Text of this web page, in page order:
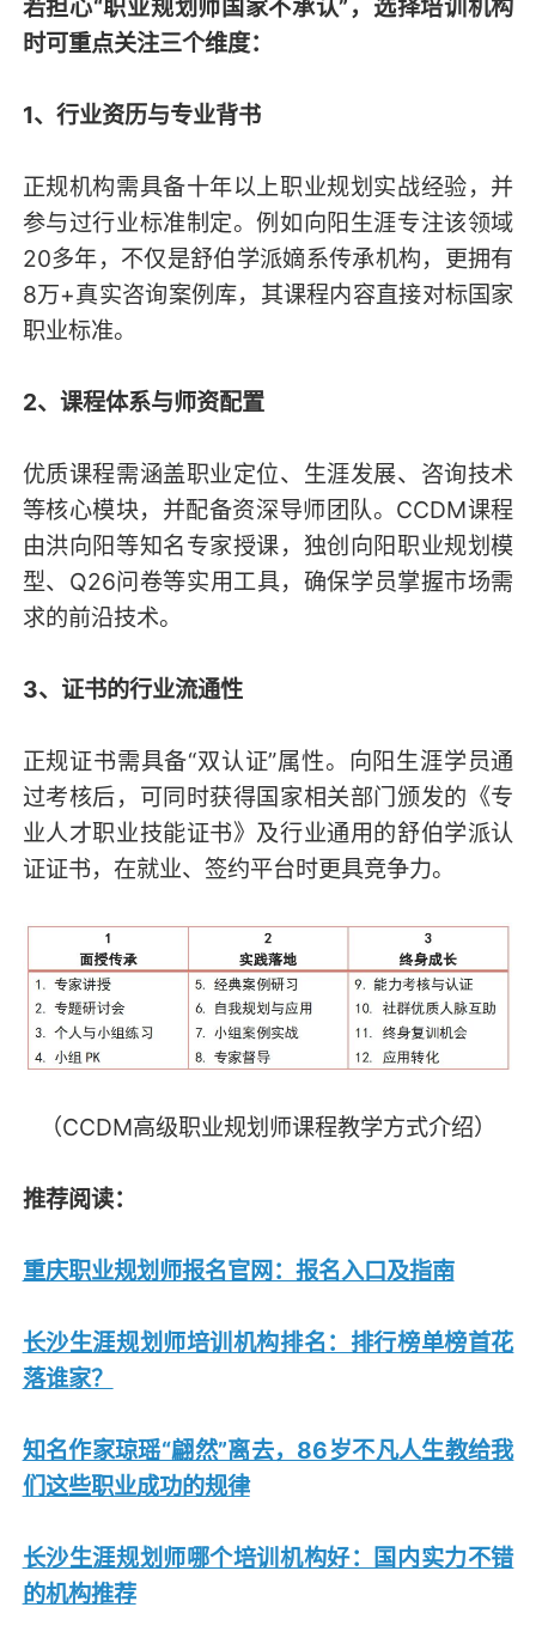
若担心“职业规划师国家不承认”，选择培训机构
时可重点关注三个维度：
1、行业资历与专业背书
正规机构需具备十年以上职业规划实战经验，并
参与过行业标准制定。例如向阳生涯专注该领域
20多年，不仅是舒伯学派嫡系传承机构，更拥有
8万+真实咨询案例库，其课程内容直接对标国家
职业标准。
2、课程体系与师资配置
优质课程需涵盖职业定位、生涯发展、咨询技术
等核心模块，并配备资深导师团队。CCDM课程
由洪向阳等知名专家授课，独创向阳职业规划模
型、Q26问卷等实用工具，确保学员掌握市场需
求的前沿技术。
3、证书的行业流通性
正规证书需具备“双认证”属性。向阳生涯学员通
过考核后，可同时获得国家相关部门颁发的《专
业人才职业技能证书》及行业通用的舒伯学派认
证证书，在就业、签约平台时更具竞争力。
（CCDM高级职业规划师课程教学方式介绍）
推荐阅读：
重庆职业规划师报名官网：报名入口及指南
长沙生涯规划师培训机构排名：排行榜单榜首花
落谁家？
知名作家琼瑶“翩然”离去，86岁不凡人生教给我
们这些职业成功的规律
长沙生涯规划师哪个培训机构好：国内实力不错
的机构推荐